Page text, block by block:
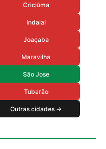
Criciúma
Indaial
Joaçaba
Maravilha
São Jose
Tubarão
Outras cidades →